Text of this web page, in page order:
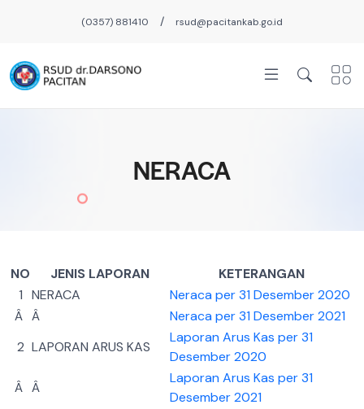
(0357) 881410 / rsud@pacitankab.go.id
NERACA
NO JENIS LAPORAN
KETERANGAN
1 NERACA
Neraca per 31 Desember 2020
Â Â
Neraca per 31 Desember 2021
2 LAPORAN ARUS KAS
Laporan Arus Kas per 31
Desember 2020
Â Â
Laporan Arus Kas per 31
Desember 2021